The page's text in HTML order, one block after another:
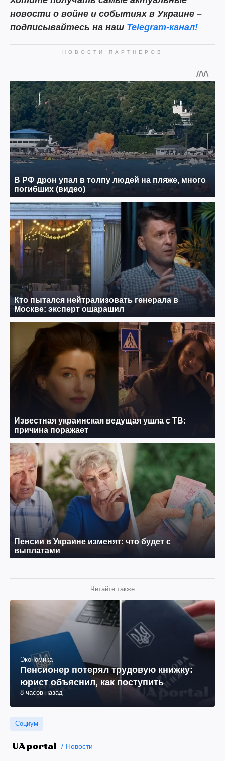
новости о войне и событиях в Украине –
подписывайтесь на наш Telegram-канал!
Читайте также
Экономика
Пенсионер потерял трудовую книжку:
юрист объяснил, как поступить
8 часов назад
Социум
Новости